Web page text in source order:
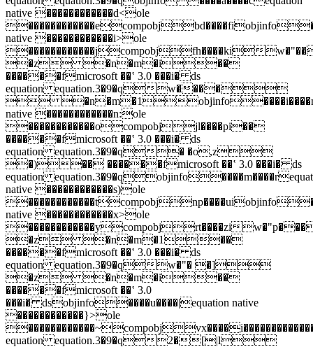
native ������������d<ole
native ������������i>ole
������������jcompobjfh����ki
�z �n�m�i��
������fmicrosoft ��ʽ 3.0 ���i� ds
equation equation.3�9�qw����

native ������������n:ole
������������ocompobjjl����pi��
������fmicrosoft ��ʽ 3.0 ���i� ds
equation equation.3�9�q� �o,z
�)�� ������fmicrosoft ��ʽ 3.0 ���i� ds
equation
native ������������s)ole
native ������������x>ole
������������ycompobjrt����zi
�z �n�m�1��
������fmicrosoft ��ʽ 3.0 ���i� ds
equation equation.3�9�qw�"� �]
�z �n�m�i��
������fmicrosoft ��ʽ 3.0
���i� dsobjinfo����u����|equation native
������������}>ole
equation equation.3�9�q2�[|l